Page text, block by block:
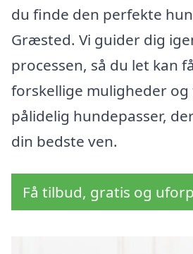
du finde den perfekte
Græsted. Vi guider dig
processen, så du let kan
forskellige muligheder og
pålidelig hundepasser,
din bedste ven.
Få tilbud, gratis og